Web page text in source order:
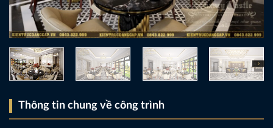
Thông tin chung về công trình